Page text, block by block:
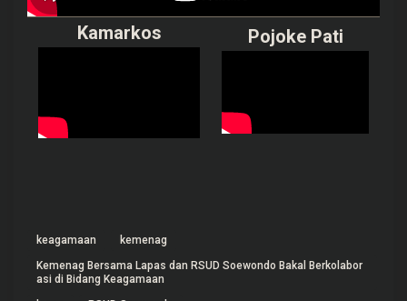
Kamarkos Pojoke Pati
keagamaan
kemenag
Kemenag Bersama Lapas dan RSUD Soewondo Bakal Berkolabor
asi di Bidang Keagamaan